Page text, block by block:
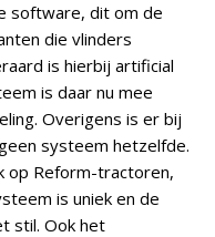
software, dit om de
die vlinders
is hierbij artificial
is daar nu mee
Overigens is er bij
systeem hetzelfde.
op Reform-tractoren,
is uniek en de
stil. Ook het